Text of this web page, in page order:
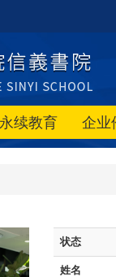
续教育 企业
状态
姓名